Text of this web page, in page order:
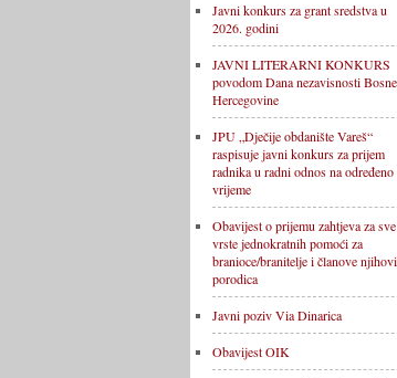
Javni konkurs za grant sredstva u
2026. godini
JAVNI LITERARNI KONKURS
povodom Dana nezavisnosti
Hercegovine
JPU „Dječije obdanište Vareš“
raspisuje javni konkurs za prijem
radnika u radni odnos na određeno
vrijeme
Obavijest o prijemu zahtjeva za sve
vrste jednokratnih pomoći za
branioce/branitelje i članove
porodica
Javni poziv Via Dinarica
Obavijest OIK